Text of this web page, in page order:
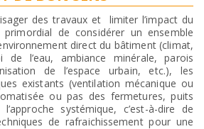
des travaux et limiter l’impact du
de considérer un ensemble
direct du bâtiment (climat,
de l’eau, ambiance minérale, parois
de l’espace urbain, etc.), les
existants (ventilation mécanique ou
ou pas des fermetures, puits
systémique, c’est-à-dire de
de rafraichissement pour une